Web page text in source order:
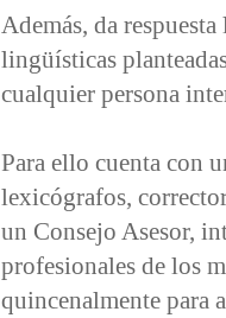
Además, da
lingüísticas
cualquier persona
Para ello cuenta con
lexicógrafos,
un Consejo Asesor,
profesionales de los
quincenalmente para